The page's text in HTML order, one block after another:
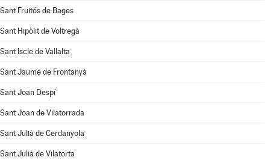
Sant Fruitós de Bages
Sant Hipòlit de Voltregà
Sant Iscle de Vallalta
Sant Jaume de Frontanyà
Sant Joan Despí
Sant Joan de Vilatorrada
Sant Julià de Cerdanyola
Sant Julià de Vilatorta